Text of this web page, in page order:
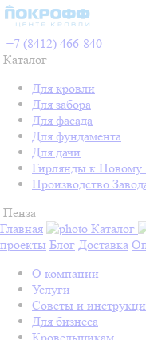
+7 (8412) 466-840
Каталог
Для кровли
Для забора
Для фасада
Для фундамента
Для дачи
Гирлянды к Новому
Производство
Пенза
Главная
Каталог
проекты Блог Доставка
О компании
Услуги
Советы и
Для бизнеса